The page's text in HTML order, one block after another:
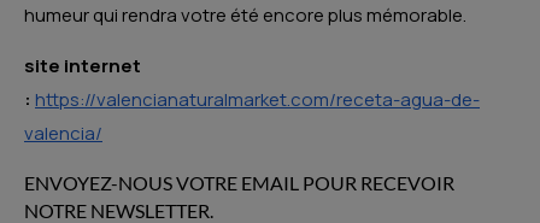
humeur qui rendra votre été encore plus mémorable.
site internet
: https://valencianaturalmarket.com/receta-agua-de-
valencia/
ENVOYEZ-NOUS VOTRE EMAIL POUR RECEVOIR
NOTRE NEWSLETTER.